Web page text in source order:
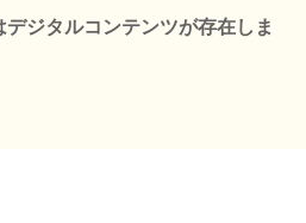
デジタルコンテンツが存在しま